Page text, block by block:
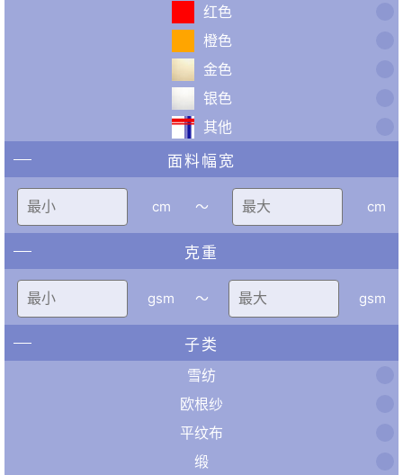
红色
橙色
金色
银色
其他
面料幅宽
cm 〜 cm
克重
gsm 〜 gsm
子类
雪纺
欧根纱
平纹布
缎